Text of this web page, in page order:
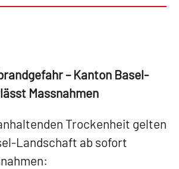
– Kanton Basel-
Massnahmen
Trockenheit gelten
Landschaft ab sofort